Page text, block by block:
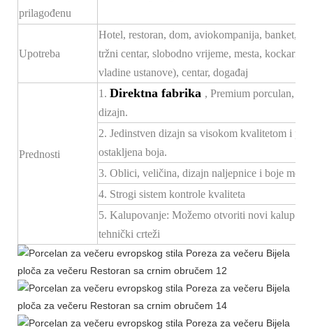
prilagođenu
Upotreba
Hotel, restoran, dom, aviokompanija, banket,
tržni centar, slobodno vrijeme, mesta,
vladine ustanove), centar, događaj
Prednosti
1. Direktna fabrika , Premium porculan,
dizajn.
2. Jedinstven dizajn sa visokom kvalitetom i
ostakljena boja.
3. Oblici, veličina, dizajn naljepnice i boje
4. Strogi sistem kontrole kvaliteta
5. Kalupovanje: Možemo otvoriti novi kalup
tehnički crteži